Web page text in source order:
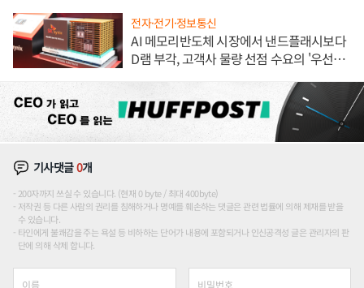
전자·전기·정보통신
AI 메모리반도체 시장에서 낸드플래시보다
D램 부각, 고객사 물량 선점 수요의 '우선순
기사댓글0개
200자까지 쓰실 수 있습니다. (현재 0 byte / 최대 400byte)
저작권 등 다른 사람의 권리를 침해하거나 명예를 훼손하는 댓글은 관련 법률에 의해 제재를 받을
수 있습니다.
타인에게 불쾌감을 주는 욕설 등 비하하는 단어가 내용에 포함되거나 인신공격성 글은 관리자의 판
단에 의해 삭제 합니다.